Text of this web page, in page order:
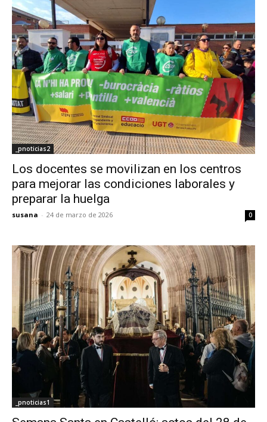
_pnoticias2
Los docentes se movilizan en los centros
para mejorar las condiciones laborales y
preparar la huelga
susana - 24 de marzo de 2026 0
_pnoticias1